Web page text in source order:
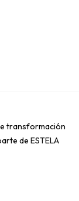
transformación
de ESTELA